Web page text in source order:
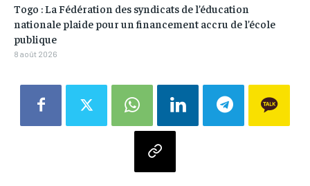
Togo : La Fédération des syndicats de l’éducation
nationale plaide pour un financement accru de l’école
publique
8 août 2026